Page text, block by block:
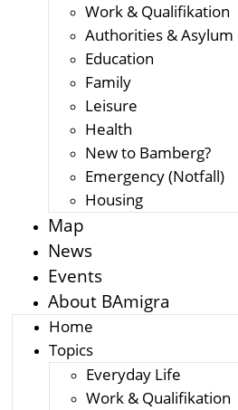
Work & Qualifikation
Authorities & Asylum
Education
Family
Leisure
Health
New to Bamberg?
Emergency (Notfall)
Housing
Map
News
Events
About BAmigra
Home
Topics
Everyday Life
Work & Qualifikation